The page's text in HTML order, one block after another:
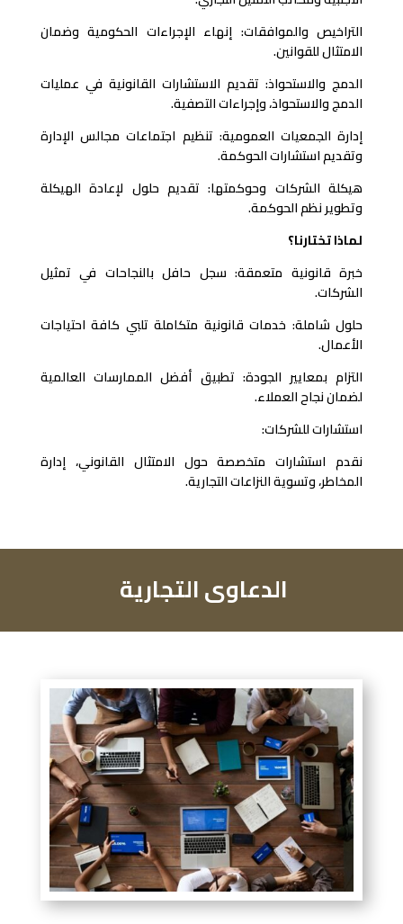
التراخيص والموافقات: إنهاء الإجراءات الحكومية وضمان
الامتثال للقوانين.
الدمج والاستحواذ: تقديم الاستشارات القانونية في عمليات
الدمج والاستحواذ، وإجراءات التصفية.
إدارة الجمعيات العمومية: تنظيم اجتماعات مجالس الإدارة
وتقديم استشارات الحوكمة.
هيكلة الشركات وحوكمتها: تقديم حلول لإعادة الهيكلة
وتطوير نظم الحوكمة.
لماذا تختارنا؟
خبرة قانونية متعمقة: سجل حافل بالنجاحات في تمثيل
الشركات.
حلول شاملة: خدمات قانونية متكاملة تلبي كافة احتياجات
الأعمال.
التزام بمعايير الجودة: تطبيق أفضل الممارسات العالمية
لضمان نجاح العملاء.
استشارات للشركات:
نقدم استشارات متخصصة حول الامتثال القانوني، إدارة
المخاطر، وتسوية النزاعات التجارية.
الدعاوى التجارية